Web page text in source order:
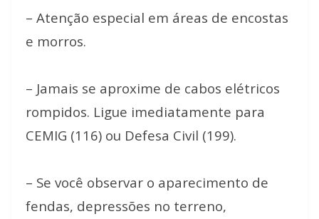
– Atenção especial em áreas de encostas
e morros.
– Jamais se aproxime de cabos elétricos
rompidos. Ligue imediatamente para
CEMIG (116) ou Defesa Civil (199).
– Se você observar o aparecimento de
fendas, depressões no terreno,